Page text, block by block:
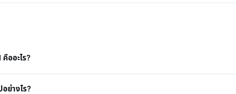
ออะไร?
ย่างไร?